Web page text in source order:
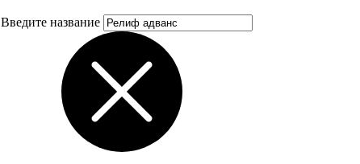
Введите название